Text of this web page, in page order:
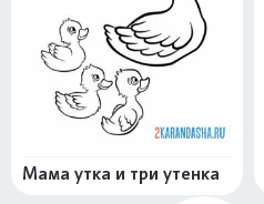
Мама утка и три утенка